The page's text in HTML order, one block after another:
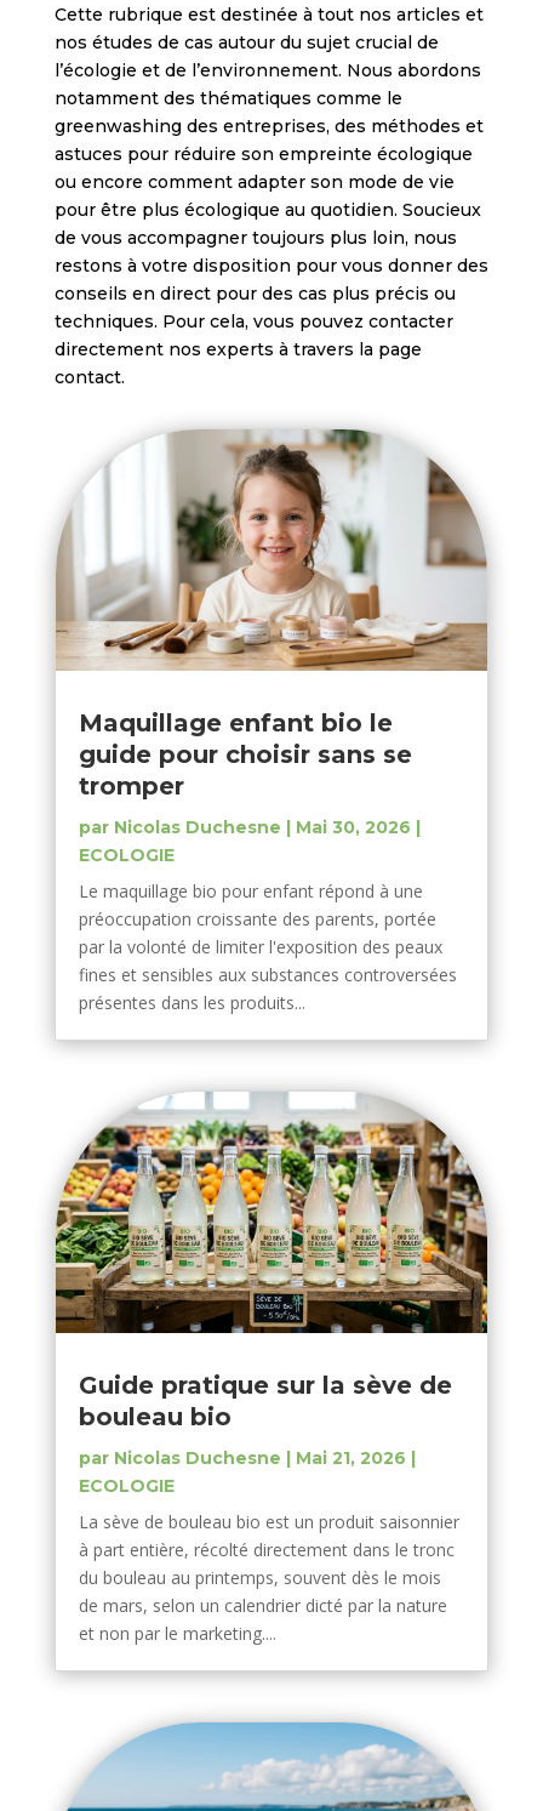
Cette rubrique est destinée à tout nos articles et
nos études de cas autour du sujet crucial de
l’écologie et de l’environnement. Nous abordons
notamment des thématiques comme le
greenwashing des entreprises, des méthodes et
astuces pour réduire son empreinte écologique
ou encore comment adapter son mode de vie
pour être plus écologique au quotidien. Soucieux
de vous accompagner toujours plus loin, nous
restons à votre disposition pour vous donner des
conseils en direct pour des cas plus précis ou
techniques. Pour cela, vous pouvez contacter
directement nos experts à travers la page
contact.
Maquillage enfant bio le
guide pour choisir sans se
tromper
par Nicolas Duchesne | Mai 30, 2026 |
ECOLOGIE
Le maquillage bio pour enfant répond à une
préoccupation croissante des parents, portée
par la volonté de limiter l'exposition des peaux
fines et sensibles aux substances controversées
présentes dans les produits...
Guide pratique sur la sève de
bouleau bio
par Nicolas Duchesne | Mai 21, 2026 |
ECOLOGIE
La sève de bouleau bio est un produit saisonnier
à part entière, récolté directement dans le tronc
du bouleau au printemps, souvent dès le mois
de mars, selon un calendrier dicté par la nature
et non par le marketing....